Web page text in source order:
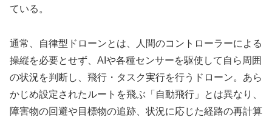
ている。
通常、自律型ドローンとは、人間のコントローラーによる
操縦を必要とせず、AIや各種センサーを駆使して自ら周囲
の状況を判断し、飛行・タスク実行を行うドローン。あら
かじめ設定されたルートを飛ぶ「自動飛行」とは異なり、
障害物の回避や目標物の追跡、状況に応じた経路の再計算